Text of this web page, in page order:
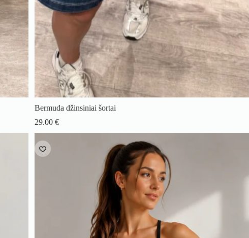
Bermuda džinsiniai šortai
29.00€